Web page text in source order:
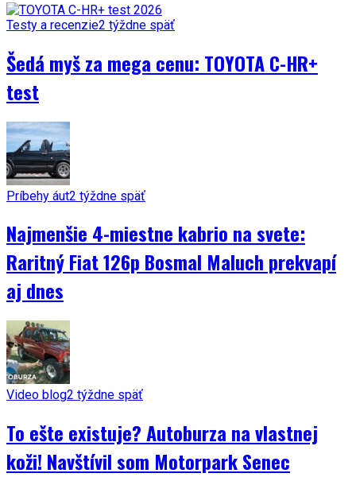
Testy a recenzie2 týždne späť
Šedá myš za mega cenu: TOYOTA C-HR+
test
Príbehy áut2 týždne späť
Najmenšie 4-miestne kabrio na svete:
Raritný Fiat 126p Bosmal Maluch prekvapí
aj dnes
Video blog2 týždne späť
To ešte existuje? Autoburza na vlastnej
koži! Navštívil som Motorpark Senec